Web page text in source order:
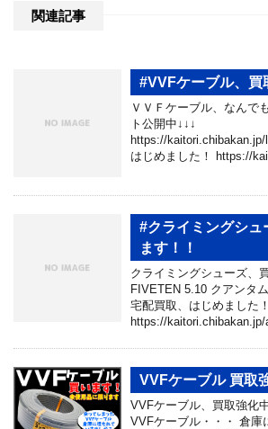
関連記事
#VVFケーブル、買
ＶＶＦケーブル、なんで
ト公開中↓↓↓
https://kaitori.chibakan.jp/
はじめました！ https://
#クライミングシュ
ます！！
クライミングシューズ、
FIVETEN 5.10 クアンタ
宅配買取、はじめました！
https://
VVFケーブル 買取
VVFケーブル、買取強化
VVFケーブル・・・ 倉庫